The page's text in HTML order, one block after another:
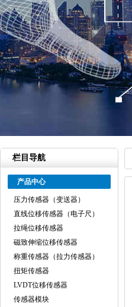
栏目导航
产品中心
压力传感器（变送器）
直线位移传感器（电子尺）
拉绳位移传感器
磁致伸缩位移传感器
称重传感器（拉力传感器）
扭矩传感器
LVDT位移传感器
传感器模块